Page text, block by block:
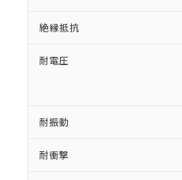
絶縁抵抗
耐電圧
耐振動
耐衝撃